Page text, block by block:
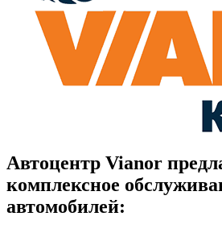
Автоцентр Vianor
комплексное
автомобилей: